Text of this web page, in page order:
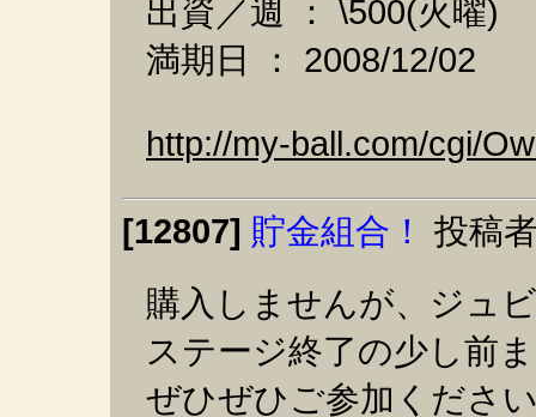
出資／週 ： \500(火曜)
満期日 ： 2008/12/02
http://my-ball.com/cgi/
[12807] 貯金組合！
投稿
購入しませんが、ジュ
ステージ終了の少し前
ぜひぜひご参加くださ